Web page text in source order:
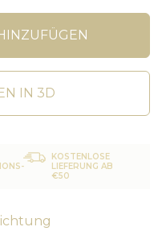
IN 3D
KOSTENLOSE
LIEFERUNG AB
€50